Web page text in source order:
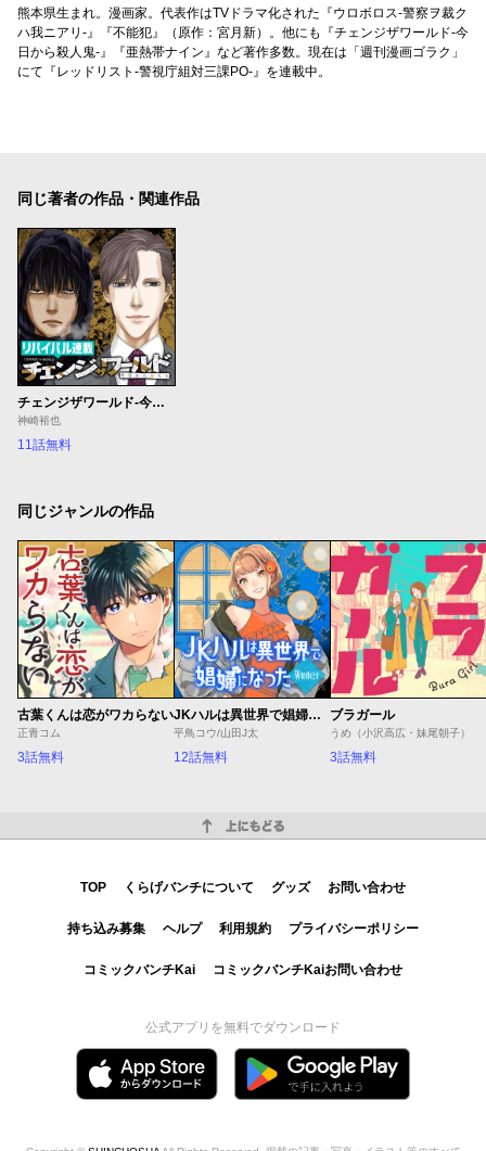
熊本県生まれ。漫画家。代表作はTVドラマ化された『ウロボロス-警察ヲ裁ク
ハ我ニアリ-』『不能犯』（原作：宮月新）。他にも『チェンジザワールド-今
日から殺人鬼-』『亜熱帯ナイン』など著作多数。現在は「週刊漫画ゴラク」
にて『レッドリスト-警視庁組対三課PO-』を連載中。
同じ著者の作品・関連作品
チェンジザワールド-今日から殺人鬼-
神崎裕也
11話無料
同じジャンルの作品
古葉くんは恋がワカらない
正青コム
3話無料
JKハルは異世界で娼婦になった Winter
平鳥コウ/山田J太
12話無料
ブラガール
うめ（小沢高広・妹尾朝子）
3話無料
TOP くらげバンチについて グッズ お問い合わせ
持ち込み募集 ヘルプ 利用規約 プライバシーポリシー
コミックバンチKai コミックバンチKaiお問い合わせ
公式アプリを無料でダウンロード